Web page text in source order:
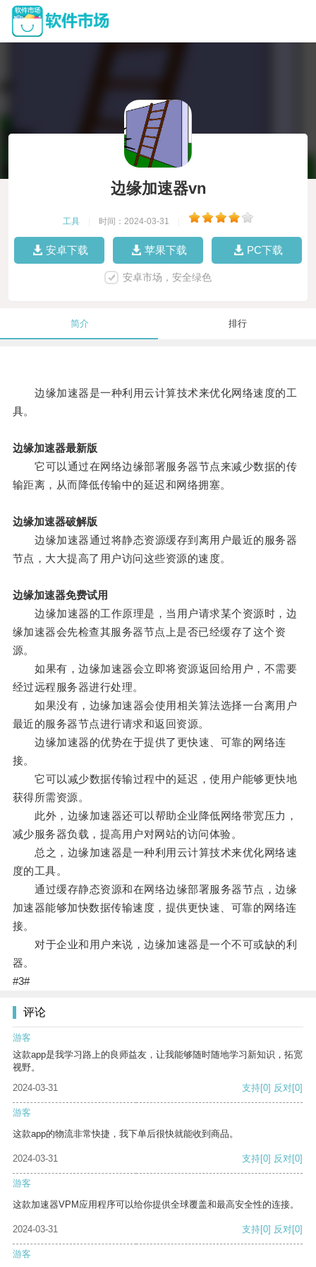
边缘加速器vn
工具 时间：2024-03-31
安卓下载 苹果下载 PC下载
安卓市场，安全绿色
简介 排行
边缘加速器是一种利用云计算技术来优化网络速度的工
具。
边缘加速器最新版
它可以通过在网络边缘部署服务器节点来减少数据的传
输距离，从而降低传输中的延迟和网络拥塞。
边缘加速器破解版
边缘加速器通过将静态资源缓存到离用户最近的服务器
节点，大大提高了用户访问这些资源的速度。
边缘加速器免费试用
边缘加速器的工作原理是，当用户请求某个资源时，边
缘加速器会先检查其服务器节点上是否已经缓存了这个资
源。
如果有，边缘加速器会立即将资源返回给用户，不需要
经过远程服务器进行处理。
如果没有，边缘加速器会使用相关算法选择一台离用户
最近的服务器节点进行请求和返回资源。
边缘加速器的优势在于提供了更快速、可靠的网络连
接。
它可以减少数据传输过程中的延迟，使用户能够更快地
获得所需资源。
此外，边缘加速器还可以帮助企业降低网络带宽压力，
减少服务器负载，提高用户对网站的访问体验。
总之，边缘加速器是一种利用云计算技术来优化网络速
度的工具。
通过缓存静态资源和在网络边缘部署服务器节点，边缘
加速器能够加快数据传输速度，提供更快速、可靠的网络连
接。
对于企业和用户来说，边缘加速器是一个不可或缺的利
器。
#3#
评论
游客
这款app是我学习路上的良师益友，让我能够随时随地学习新知识，拓宽
视野。
2024-03-31
支持[0] 反对[0]
游客
这款app的物流非常快捷，我下单后很快就能收到商品。
2024-03-31 支持[0] 反对[0]
游客
这款加速器VPM应用程序可以给你提供全球覆盖和最高安全性的连接。
2024-03-31 支持[0] 反对[0]
游客